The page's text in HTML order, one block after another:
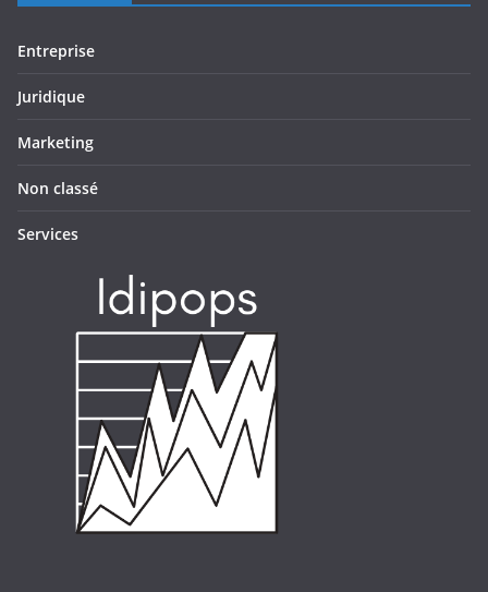
Entreprise
Juridique
Marketing
Non classé
Services